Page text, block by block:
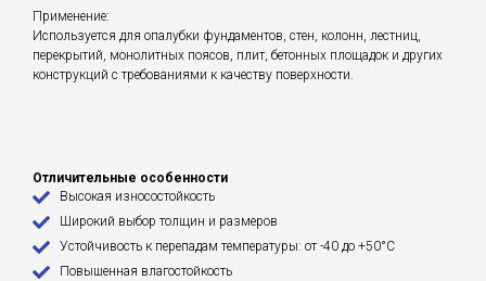
Применение:
Используется для опалубки фундаментов, стен, колонн, лестниц,
перекрытий, монолитных поясов, плит, бетонных площадок и других
конструкций с требованиями к качеству поверхности.
Отличительные особенности
Высокая износостойкость
Широкий выбор толщин и размеров
Устойчивость к перепадам температуры: от -40 до +50°С
Повышенная влагостойкость